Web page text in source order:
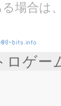
場合は
ロゲー